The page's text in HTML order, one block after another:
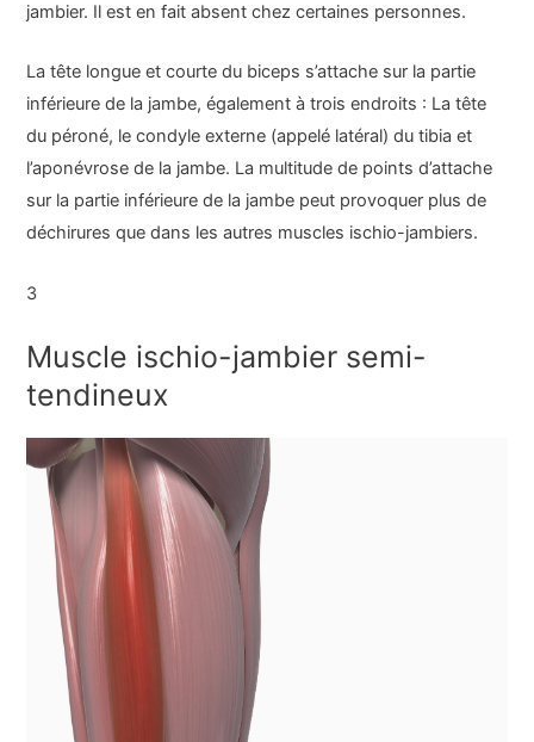
jambier. Il est en fait absent chez certaines personnes.
La tête longue et courte du biceps s’attache sur la partie
inférieure de la jambe, également à trois endroits : La tête
du péroné, le condyle externe (appelé latéral) du tibia et
l’aponévrose de la jambe. La multitude de points d’attache
sur la partie inférieure de la jambe peut provoquer plus de
déchirures que dans les autres muscles ischio-jambiers.
3
Muscle ischio-jambier semi-
tendineux